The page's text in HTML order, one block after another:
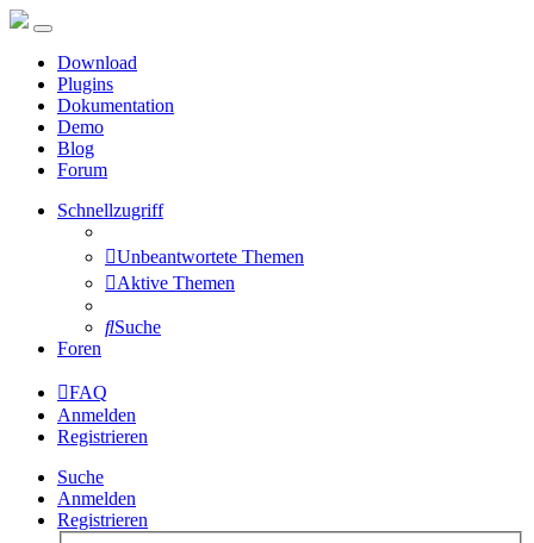
Download
Plugins
Dokumentation
Demo
Blog
Forum
Schnellzugriff
Unbeantwortete Themen
Aktive Themen
Suche
Foren
FAQ
Anmelden
Registrieren
Suche
Anmelden
Registrieren